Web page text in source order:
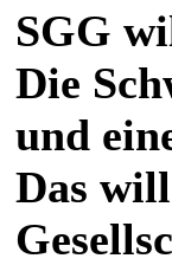
SGG
Die
und
Das